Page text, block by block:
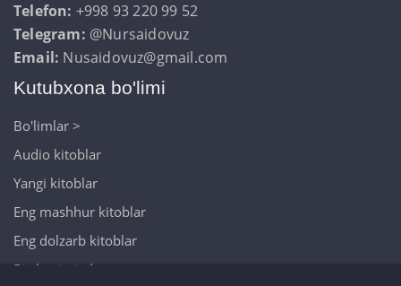
Telefon: +998 93 220 99 52
Telegram: @Nursaidovuz
Email: Nusaidovuz@gmail.com
Kutubxona bo'limi
Bo'limlar >
Audio kitoblar
Yangi kitoblar
Eng mashhur kitoblar
Eng dolzarb kitoblar
Biz haqimizda